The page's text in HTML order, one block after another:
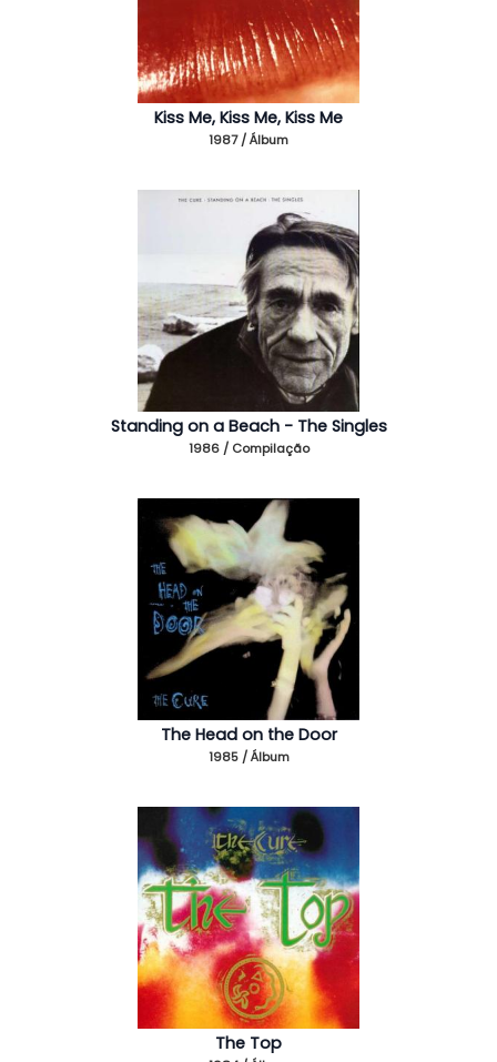
Kiss Me, Kiss Me, Kiss Me
1987 / Álbum
Standing on a Beach - The Singles
1986 / Compilação
The Head on the Door
1985 / Álbum
The Top